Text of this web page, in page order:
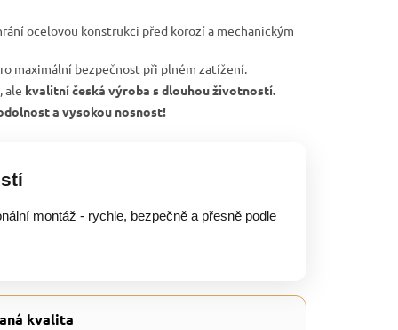
ocelovou konstrukci před korozí a mechanickým
maximální bezpečnost při plném zatížení.
ale kvalitní česká výroba s dlouhou životností.
a vysokou nosnost!
montáž - rychle, bezpečně a přesně podle
kvalita